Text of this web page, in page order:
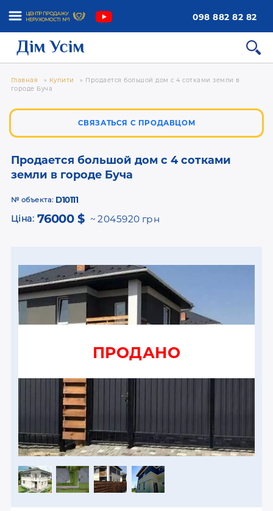
098 882 82 82
Главная » Купити » Продается большой дом с 4 сотками земли в
городе Буча
Продается большой дом с 4 сотками
земли в городе Буча
СВЯЗАТЬСЯ С ПРОДАВЦОМ
№ объекта: D10111
Ціна: 76000 $ 2045920
ПРОДАНО